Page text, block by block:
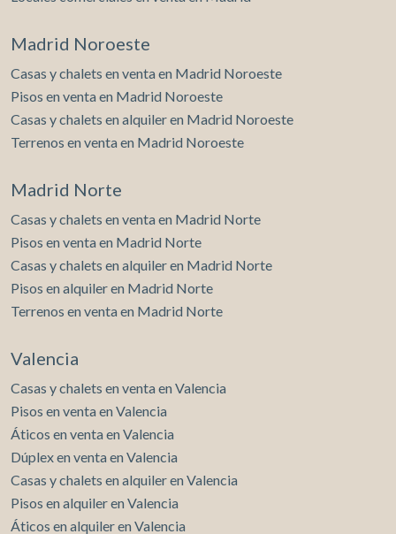
Madrid Noroeste
Casas y chalets en venta en Madrid Noroeste
Pisos en venta en Madrid Noroeste
Casas y chalets en alquiler en Madrid Noroeste
Terrenos en venta en Madrid Noroeste
Madrid Norte
Casas y chalets en venta en Madrid Norte
Pisos en venta en Madrid Norte
Casas y chalets en alquiler en Madrid Norte
Pisos en alquiler en Madrid Norte
Terrenos en venta en Madrid Norte
Valencia
Casas y chalets en venta en Valencia
Pisos en venta en Valencia
Áticos en venta en Valencia
Dúplex en venta en Valencia
Casas y chalets en alquiler en Valencia
Pisos en alquiler en Valencia
Áticos en alquiler en Valencia
sobre las preferencias y elecciones personales del usuario
de navegación en el sitio web y mostrar publicidad